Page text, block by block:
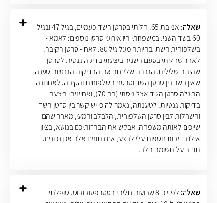
שאלה:
אני בת 65. חליתי בסרטן השד פעמיים, בגיל 47 ובגיל
60 בשד השני. במשפחתי היו אירועי סרטן נוספים: לאמא -
בשלפוחית השתן בהיותה מעל גיל 80. לאח - סרטן הקיבה.
לאחר שחליתי בפעם השניה ביצעתי בדיקה גנטית לסרטן,
שהיתה שלילית. הגברת שלקחה את הבדיקות הגנטיות טענה
שאין קשר בין סרטן השד וסרטני השלפוחית והקיבה. לאחרונה
התגלה סרטן השד אצל גיסתי (בת 70), ואחייניתי ביצעה
בדיקות גנטיות. לטענתה, נאמר לה כי יש קשר בין סרטן השד
והשחלות לבין סרטן השלפוחית, הלבלב והמעי, מאחר שהם
שייכים לאותה משפחה. אבקש את הבהרותיכם בנושא, בציון
אילו בדיקות נוספות עלי לבצע, אם נתונים אלה אכן נכונים.
תודה על תשומת הלב.
שאלה:
לפני כ-8 שבועות חליתי בסטרפטוקוקוס. טופלתי